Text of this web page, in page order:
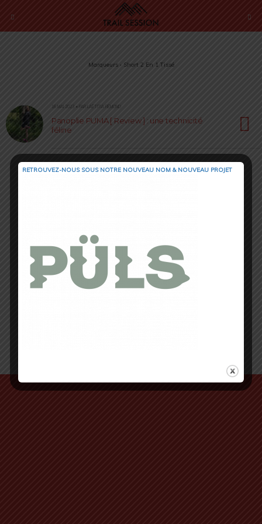
Marqueurs › Short 2 En 1 Tissé
16 MAI 2023 • PAR LAËTITIA RÉMOND
Panoplie PUMA [ Review ] : une technicité
féline
RETROUVEZ-NOUS SOUS NOTRE NOUVEAU NOM & NOUVEAU PROJET